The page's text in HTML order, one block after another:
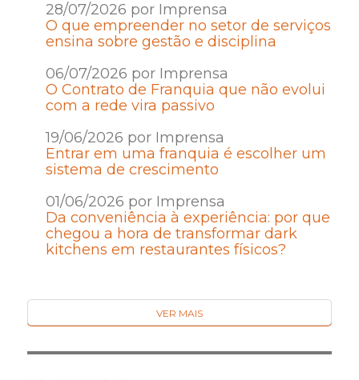
28/07/2026 por Imprensa
O que empreender no setor de serviços
ensina sobre gestão e disciplina
06/07/2026 por Imprensa
O Contrato de Franquia que não evolui
com a rede vira passivo
19/06/2026 por Imprensa
Entrar em uma franquia é escolher um
sistema de crescimento
01/06/2026 por Imprensa
Da conveniência à experiência: por que
chegou a hora de transformar dark
kitchens em restaurantes físicos?
VER MAIS